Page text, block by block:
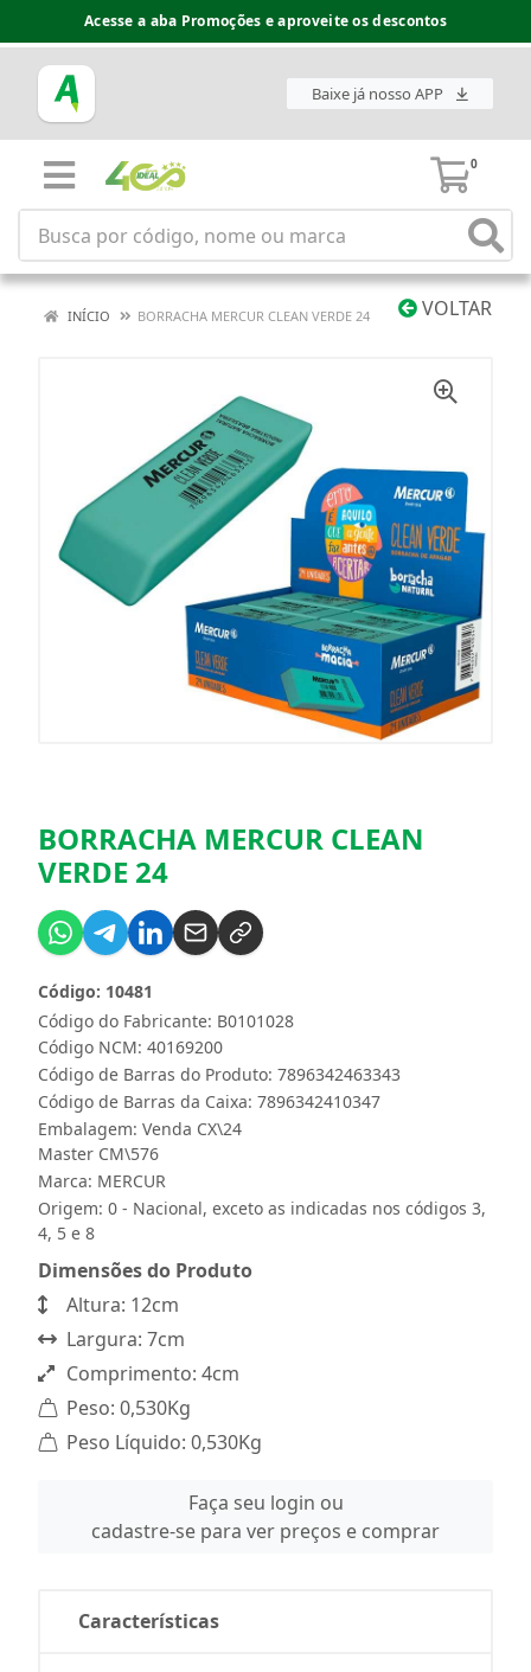
Acesse a aba Promoções e aproveite os descontos
Baixe já nosso APP
0
VOLTAR
INÍCIO BORRACHA MERCUR CLEAN VERDE 24
BORRACHA MERCUR CLEAN
VERDE 24
Código do Fabricante: B0101028
Código: 10481
Código NCM: 40169200
Código de Barras do Produto: 7896342463343
Código de Barras da Caixa: 7896342410347
Embalagem: Venda CX\24
Master CM\576
Marca: MERCUR
Origem: 0 - Nacional, exceto as indicadas nos códigos 3,
4, 5 e 8
Dimensões do Produto
Altura: 12cm
Largura: 7cm
Comprimento: 4cm
Peso: 0,530Kg
Peso Líquido: 0,530Kg
Faça seu login ou
cadastre-se para ver preços e comprar
Características